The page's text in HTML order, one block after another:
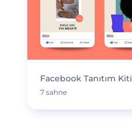
Facebook Tanıtım Kiti
7 sahne